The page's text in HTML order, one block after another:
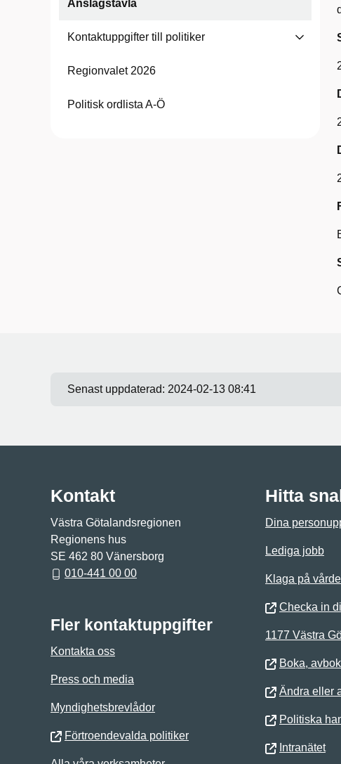
Anslagstavla
Kontaktuppgifter till politiker
Regionvalet 2026
Politisk ordlista A-Ö
Senast uppdaterad: 2024-02-13 08:41
Kontakt
Västra Götalandsregionen
Regionens hus
SE 462 80 Vänersborg
010-441 00 00
Fler kontaktuppgifter
Kontakta oss
Press och media
Myndighetsbrevlådor
Förtroendevalda politiker
Hitta
Dina
Lediga jobb
Klaga på
Checka in
1177 Västra
Boka,
Ändra eller
Politiska
Intranätet